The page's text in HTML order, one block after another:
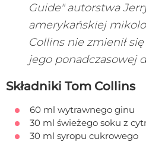
Guide" autorstwa
amerykańskiej
Collins nie zmienił
jego ponadczasowej
Składniki Tom Collins
60 ml wytrawnego ginu
30 ml świeżego soku z
30 ml syropu cukrowego